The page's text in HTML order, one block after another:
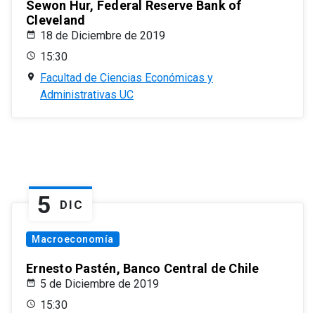
Sewon Hur, Federal Reserve Bank of
Cleveland
18 de Diciembre de 2019
15:30
Facultad de Ciencias Económicas y
Administrativas UC
5 DIC
Macroeconomía
Ernesto Pastén, Banco Central de Chile
5 de Diciembre de 2019
15:30